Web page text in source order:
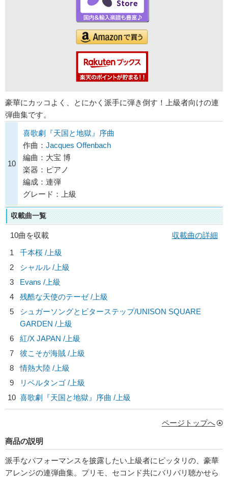
豪華にカッコよく、とにかく派手に弾き倒す！上級者向けの連
弾曲集です。
10
喜歌劇『天国と地獄』序曲
作曲： Jacques Offenbach
編曲：大宝 博
楽器：ピアノ
編成：連弾
グレード：上級
収載曲一覧
10曲を収載
収載曲の詳細
1
千本桜 /上級
2
シャルル /上級
3
Evans /上級
4
残酷な天使のテーゼ /上級
5
シュガーソングとビターステップ/UNISON SQUARE
GARDEN /上級
6
紅/X JAPAN /上級
7
彼こそが海賊 /上級
8
情熱大陸 /上級
9
リベルタンゴ /上級
10 喜歌劇『天国と地獄』序曲 /上級
ページトップへ
商品の説明
派手なパフォーマンスを披露したい上級者にピッタリの、豪華
アレンジの連弾曲集。プリモ、セコンド共にバリバリ聴かせら